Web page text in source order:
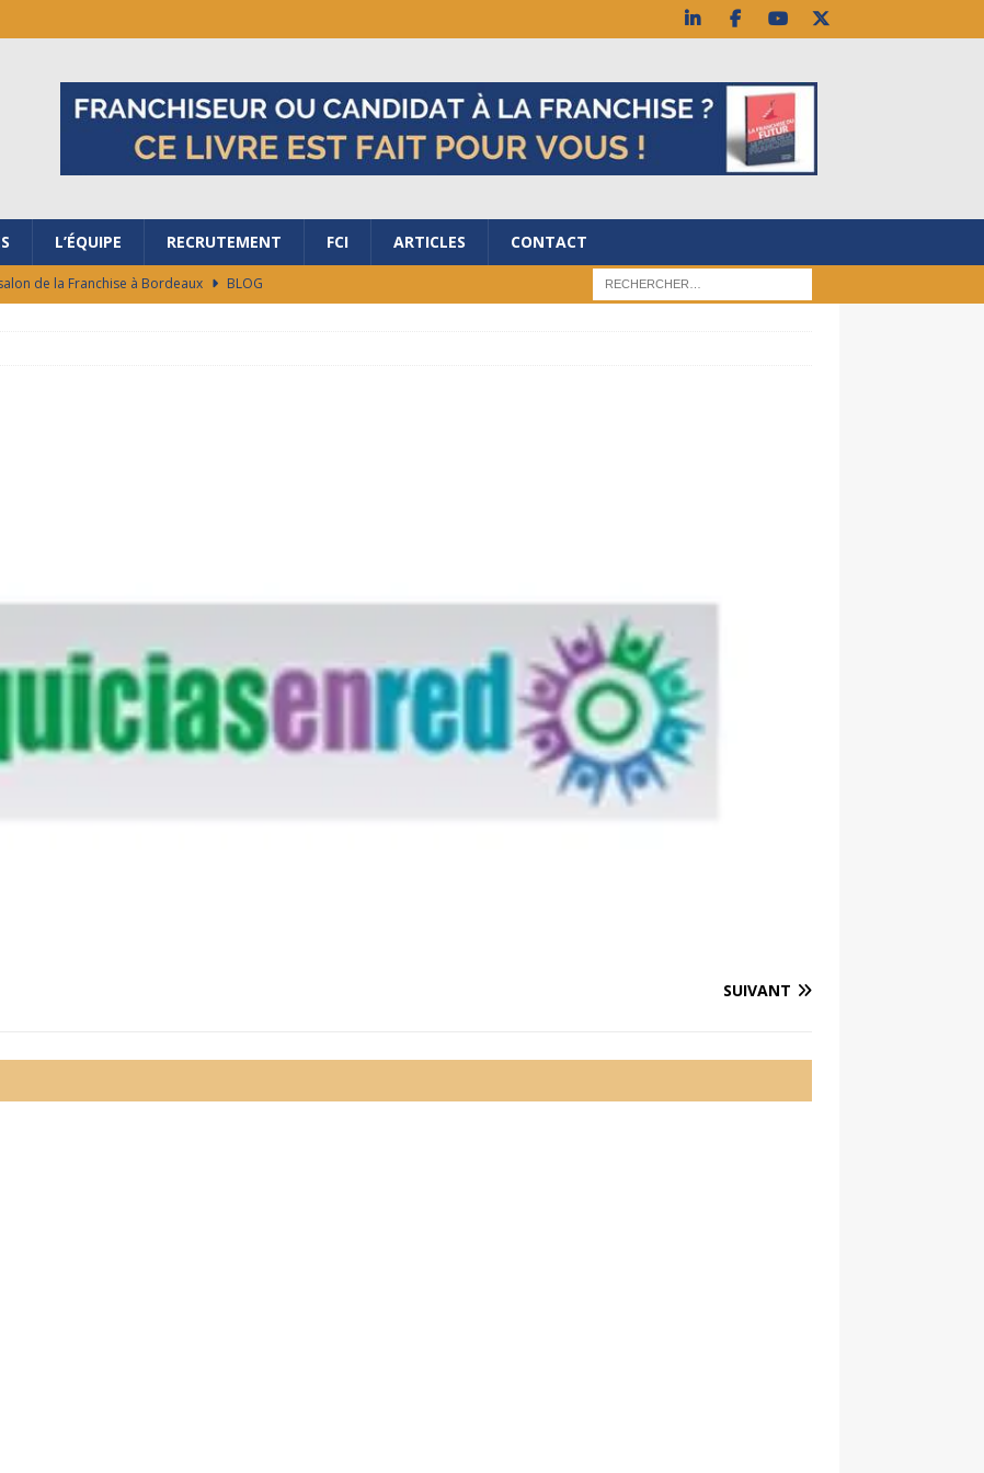
L’ÉQUIPE RECRUTEMENT FCI ARTICLES CONTACT
de la Franchise à Bordeaux
BLOG
SUIVANT